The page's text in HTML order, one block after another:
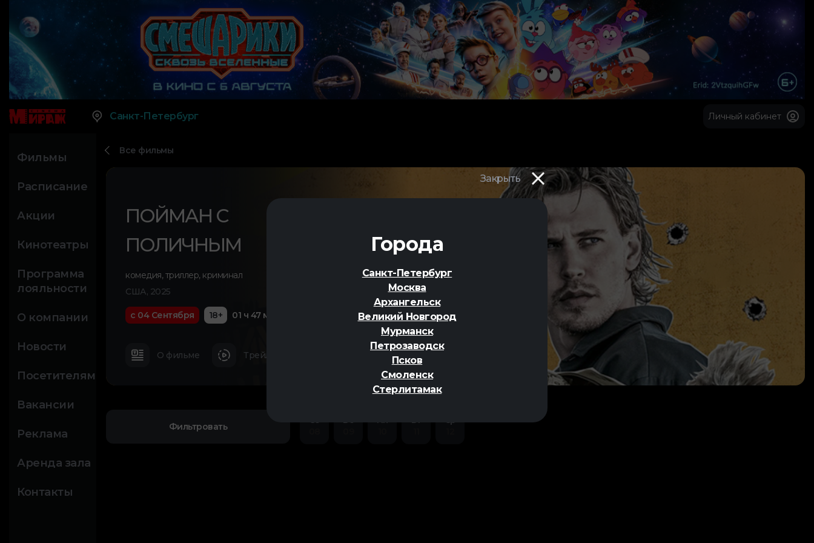
Закрыть
Города
Санкт-Петербург
Москва
Архангельск
Великий Новгород
Мурманск
Петрозаводск
Псков
Смоленск
Стерлитамак
Санкт-Петербург Личный кабинет
Фильмы
Расписание
Акции
Кинотеатры
Программа
лояльности
О компании
Новости
Посетителям
Вакансии
Реклама
Аренда зала
Контакты
Все фильмы
ПОЙМАН С
ПОЛИЧНЫМ
комедия,триллер,криминал
США, 2025
с 04 Сентября 18+ 01 ч 47 м
О фильме Трейлер
Фильтровать
Сб
Вс
Пн
Вт
Ср